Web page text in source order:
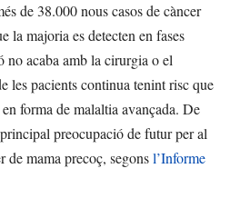
de 38.000 nous casos de càncer
la majoria es detecten en fases
no acaba amb la cirurgia o el
les pacients continua tenint risc que
forma de malaltia avançada. De
preocupació de futur per al
de mama precoç, segonsl’Informe